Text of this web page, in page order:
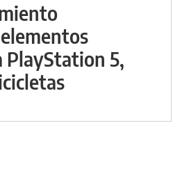
PlayStation 5,